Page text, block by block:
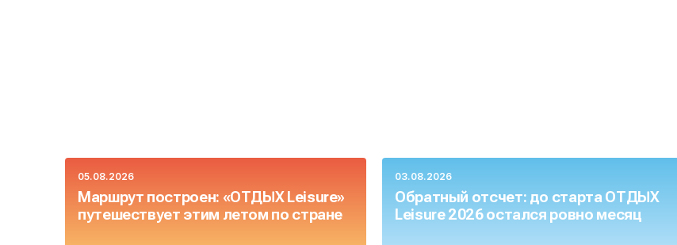
05.08.2026
Маршрут построен: «ОТДЫХ Leisure»
путешествует этим летом по стране
03.08.2026
Обратный отсчет: до старта ОТДЫХ
Leisure 2026 остался ровно месяц